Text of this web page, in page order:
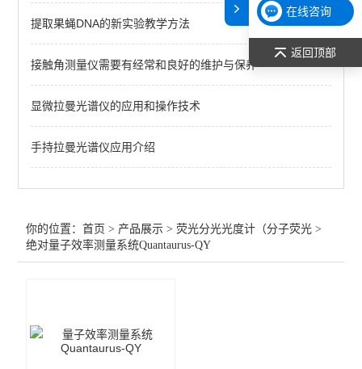
PF7/5/3系列原子荧光光度计
绝对量子效率测量系统
查看全部 >>
提取果蝇DNA的新实验教学方法
接触角测量仪需要有经常和良好的维护与保养
显微拉曼光谱仪的应用和操作技术
手持拉曼光谱仪应用介绍
你的位置：首页 > 产品展示 > 荧光分光光度计（分子荧光 >
绝对量子效率测量系统Quantaurus-QY
在线咨询
返回顶部